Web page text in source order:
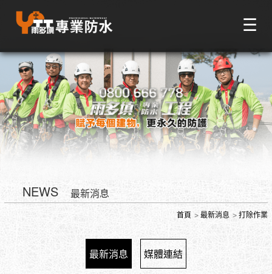
☰
NEWS 最新消息
首頁 最新消息 打除作業
最新消息 媒體連結